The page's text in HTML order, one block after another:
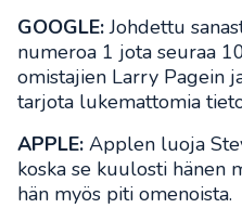
GOOGLE:Johdettu
numeroa 1 jota seuraa
omistajien Larry Pagein
tarjota lukemattomia
APPLE: Applen luoja
koska se kuulosti hänen
hän myös piti omenoista.